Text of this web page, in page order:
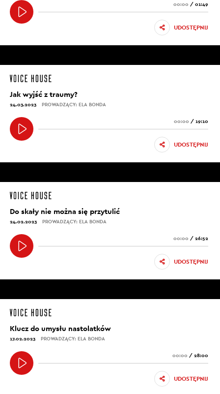
00:00 / 01:49
UDOSTĘPNIJ
Jak wyjść z traumy?
24.03.2023 PROWADZĄCY: ELA BONDA
00:00 / 19:10
UDOSTĘPNIJ
Do skały nie można się przytulić
24.02.2023 PROWADZĄCY: ELA BONDA
00:00 / 26:52
UDOSTĘPNIJ
Klucz do umysłu nastolatków
17.02.2023 PROWADZĄCY: ELA BONDA
00:00 / 28:00
UDOSTĘPNIJ